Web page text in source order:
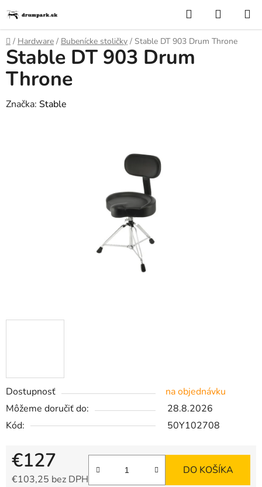
na
obsah
Hľadať
KOŠÍK
Domov
/ Hardware / Bubenícke stoličky / Stable DT 903 Drum Throne
Dostupnosť
na objednávku
Môžeme doručiť do:
28.8.2026
Kód:
50Y102708
€127
€103,25 bez DPH
DO KOŠÍKA
Stable DT 903 Drum
Throne
Značka: Stable